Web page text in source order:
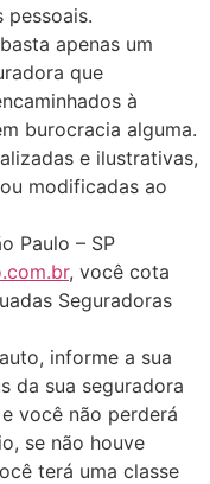
pessoais.
apenas um
que
à
burocracia alguma.
e ilustrativas,
modificadas ao
Paulo – SP
, você cota
Seguradoras
informe a sua
da sua seguradora
você não perderá
se não houve
terá uma classe